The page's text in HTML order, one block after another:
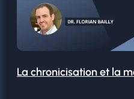
La chronicisation et la